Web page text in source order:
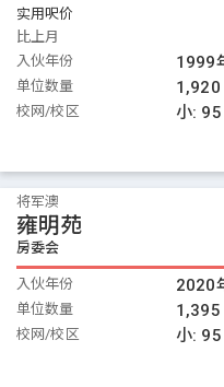
实用呎价
比上月
入伙年份
1999
单位数量 1,920
校网/校区 小: 95
将军澳
雍明苑
房委会
入伙年份 2020
单位数量 1,395
校网/校区 小: 95